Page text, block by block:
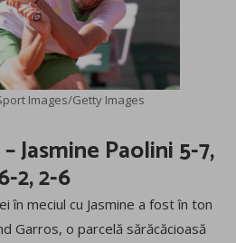
Images/Getty Images
Jasmine Paolini 5-7,
2, 2-6
în meciul cu Jasmine a fost în ton
Garros, o parcelă sărăcăcioasă